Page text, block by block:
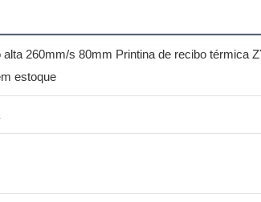
260mm/s 80mm Printina de recibo térmica
estoque